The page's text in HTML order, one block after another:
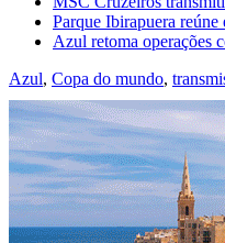
Parque Ibirapuera
Azul retoma operações
Azul, Copa do mundo,